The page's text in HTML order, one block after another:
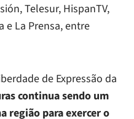
Telesur, HispanTV,
e La Prensa, entre
de Expressão da
continua sendo um
região para exercer o